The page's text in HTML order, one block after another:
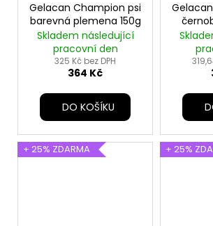
Gelacan Champion psi
barevná plemena 150g
Skladem následující
pracovní den
325 Kč bez DPH
364 Kč
DO KOŠÍKU
+ 25% ZDARMA + 25%